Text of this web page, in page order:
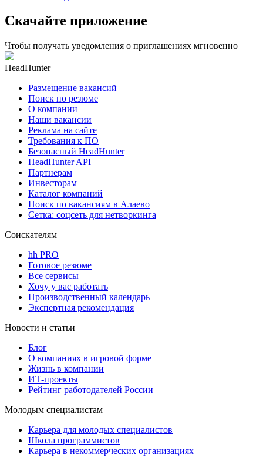
Скачайте приложение
Чтобы получать уведомления о приглашениях мгновенно
HeadHunter
Размещение вакансий
Поиск по резюме
О компании
Наши вакансии
Реклама на сайте
Требования к ПО
Безопасный HeadHunter
HeadHunter API
Партнерам
Инвесторам
Каталог компаний
Поиск по вакансиям в Алаево
Сетка: соцсеть для нетворкинга
Соискателям
hh PRO
Готовое резюме
Все сервисы
Хочу у вас работать
Производственный календарь
Экспертная рекомендация
Новости и статьи
Блог
О компаниях в игровой форме
Жизнь в компании
ИТ-проекты
Рейтинг работодателей России
Молодым специалистам
Карьера для молодых специалистов
Школа программистов
Карьера в некоммерческих организациях